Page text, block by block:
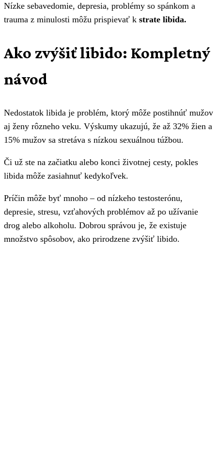
Nízke sebavedomie, depresia, problémy so spánkom a
trauma z minulosti môžu prispievať k strate libida.
Ako zvýšiť libido: Kompletný
návod
Nedostatok libida je problém, ktorý môže postihnúť mužov
aj ženy rôzneho veku. Výskumy ukazujú, že až 32% žien a
15% mužov sa stretáva s nízkou sexuálnou túžbou.
Či už ste na začiatku alebo konci životnej cesty, pokles
libida môže zasiahnuť kedykoľvek.
Príčin môže byť mnoho – od nízkeho testosterónu,
depresie, stresu, vzťahových problémov až po užívanie
drog alebo alkoholu. Dobrou správou je, že existuje
množstvo spôsobov, ako prirodzene zvýšiť libido.